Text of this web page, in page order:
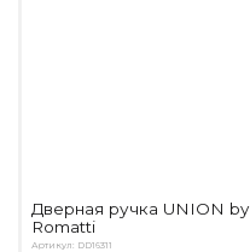
Дверная ручка UNION by
Romatti
Артикул: DD16311